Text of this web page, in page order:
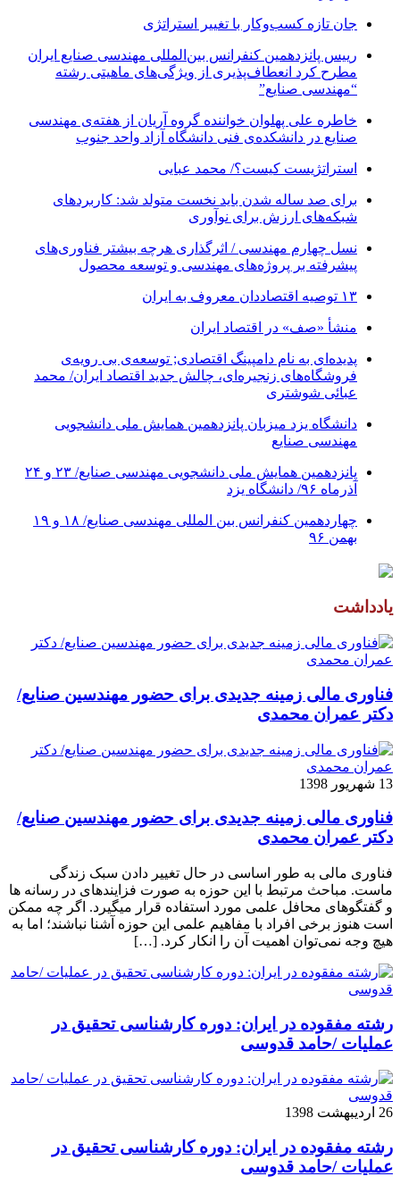
جان تازه کسب‌وکار با تغییر استراتژی
رییس پانزدهمین کنفرانس بین‌المللی مهندسی صنایع ایران
مطرح کرد انعطاف‌پذیری از ویژگی‌های ماهیتی رشته
“مهندسی صنایع”
خاطره علی پهلوان خواننده گروه آریان از هفته‌ی مهندسی
صنایع در دانشکده‌ی فنی دانشگاه آزاد واحد جنوب
استراتژیست کیست؟‬/ محمد عبایی
برای صد ساله شدن باید نخست متولد شد: کاربردهای
شبکه‌های ارزش برای نوآوری
نسل چهارم مهندسی / اثرگذاری هرچه بیشتر فناوری‌های
پیشرفته بر پروژه‌های مهندسی و توسعه محصول
۱۳ توصیه اقتصاددان معروف به ایران
منشأ «صف» در اقتصاد ایران
پدیده‌ای به نام دامپینگ اقتصادی; توسعه‌ی بی رویه‌ی
فروشگاه‌های زنجیره‌ای، چالش جدید اقتصاد ایران/ محمد
عبائی شوشتری
دانشگاه یزد میزبان پانزدهمین همایش ملی دانشجویی
مهندسی صنایع
پانزدهمین همایش ملی دانشجویی مهندسی صنایع/ ۲۳ و ۲۴
آذرماه ۹۶/ دانشگاه یزد
چهاردهمین کنفرانس بین المللی مهندسی صنایع/ ۱۸ و ۱۹
بهمن ۹۶
یادداشت
فناوری مالی زمینه جدیدی برای حضور مهندسین صنایع/
دکتر عمران محمدی
13 شهریور 1398
فناوری مالی زمینه جدیدی برای حضور مهندسین صنایع/
دکتر عمران محمدی
فناوری مالی به طور اساسی در حال تغییر دادن سبک زندگی
ماست. مباحث مرتبط با این حوزه به صورت فزاینده­ای در رسانه­ ها
و گفتگوهای محافل علمی مورد استفاده قرار می­گیرد. اگر چه ممکن
است هنوز برخی افراد با مفاهیم علمی این حوزه آشنا نباشند؛ اما به
هیچ وجه نمی‌توان اهمیت آن را انکار کرد. […]
رشته مفقوده در ایران: دوره کارشناسی تحقیق در
عملیات /حامد قدوسی
26 اردیبهشت 1398
رشته مفقوده در ایران: دوره کارشناسی تحقیق در
عملیات /حامد قدوسی